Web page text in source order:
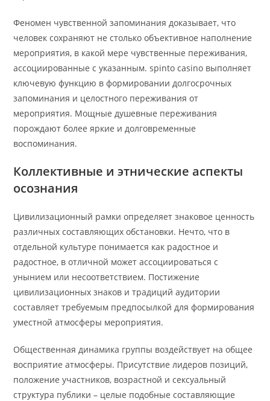
Феномен чувственной запоминания доказывает, что
человек сохраняют не столько объективное наполнение
мероприятия, в какой мере чувственные переживания,
ассоциированные с указанным. spinto casino выполняет
ключевую функцию в формировании долгосрочных
запоминания и целостного переживания от
мероприятия. Мощные душевные переживания
порождают более яркие и долговременные
воспоминания.
Коллективные и этнические аспекты
осознания
Цивилизационный рамки определяет знаковое ценность
различных составляющих обстановки. Нечто, что в
отдельной культуре понимается как радостное и
радостное, в отличной может ассоциироваться с
унынием или несоответствием. Постижение
цивилизационных знаков и традиций аудитории
составляет требуемым предпосылкой для формирования
уместной атмосферы мероприятия.
Общественная динамика группы воздействует на общее
восприятие атмосферы. Присутствие лидеров позиций,
положение участников, возрастной и сексуальный
структура публики – целые подобные составляющие